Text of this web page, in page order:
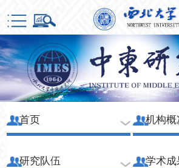
首页 机构概
研究队伍 学术成